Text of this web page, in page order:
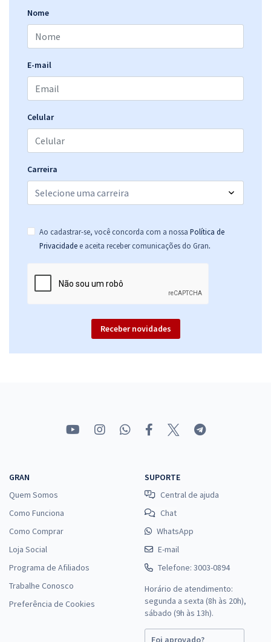
Nome
E-mail
Celular
Carreira
Ao cadastrar-se, você concorda com a nossa Política de
Privacidade e aceita receber comunicações do Gran.
Receber novidades
GRAN
Quem Somos
Como Funciona
Como Comprar
Loja Social
Programa de Afiliados
Trabalhe Conosco
Preferência de Cookies
SUPORTE
Central de ajuda
Chat
WhatsApp
E-mail
Telefone: 3003-0894
Horário de atendimento:
segunda a sexta (8h às 20h),
sábado (9h às 13h).
Foi aprovado?